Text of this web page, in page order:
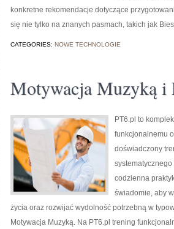
konkretne rekomendacje dotyczące
się nie tylko na znanych pasmach, takich jak
CATEGORIES: NOWE TECHNOLOGIE
Motywacja Muzyką i
PT6.pl to
funkcjonalnemu
doświadczony
codzienna
świadomie, aby
życia oraz rozwijać wydolność potrzebną w
Motywacja Muzyką. Na PT6.pl trening